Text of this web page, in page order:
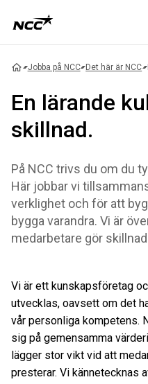
Jobba på NCC Det här är NCC
En lärande
skillnad.
På NCC trivs du om du
Här jobbar vi
verklighet och för att
bygga varandra. Vi är
medarbetare gör
Vi är ett kunskapsföretag
utvecklas, oavsett om det
vår personliga kompetens.
sig på gemensamma
lägger stor vikt vid att
presterar. Vi kännetecknas